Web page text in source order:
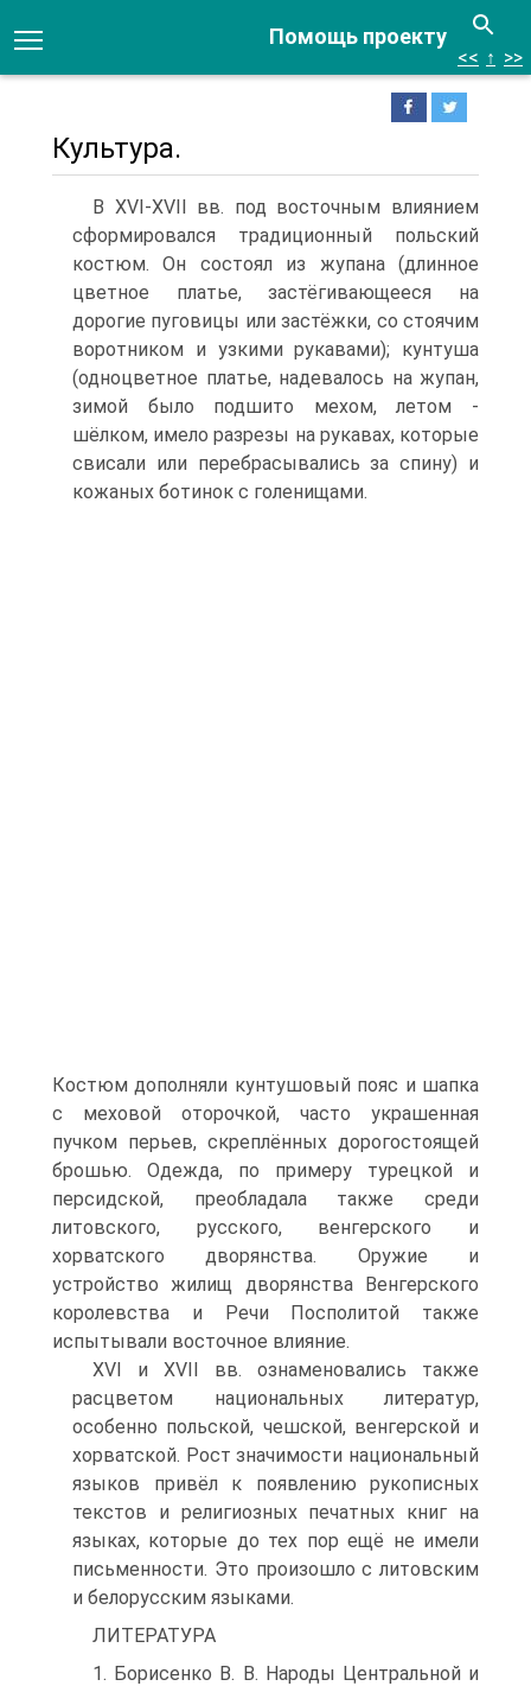
Помощь проекту
<< ↑ >>
Культура.
В XVI-XVII вв. под восточным влиянием
сформировался тра­диционный польский
костюм. Он состоял из жупана (длинное
цветное платье, застёгивающееся на
дорогие пуговицы или застёжки, со стоячим
воротником и узкими рукавами); кунтуша
(одноцветное платье, надевалось на жупан,
зимой было подшито мехом, летом -
шёлком, имело разрезы на рукавах, которые
сви­сали или перебрасывались за спину) и
кожаных ботинок с голенищами.
Костюм дополняли кунтушовый пояс и шапка
с меховой оторочкой, часто украшенная
пучком перьев, скреплённых дорогостоящей
брошью. Одежда, по примеру ту­рецкой и
персидской, преобладала также среди
литовского, русского, венгерско­го и
хорватского дворянства. Оружие и
устройство жилищ дворянства Венгер­ского
королевства и Речи Посполитой также
испытывали восточное влияние.
XVI и XVII вв. ознаменовались также
расцветом национальных литератур,
особенно польской, чешской, венгерской и
хорватской. Рост значимости нацио­нальный
языков привёл к появлению рукописных
текстов и религиозных печат­ных книг на
языках, которые до тех пор ещё не имели
письменности. Это произо­шло с литовским
и белорусским языками.
ЛИТЕРАТУРА
1. Борисенко В. В. Народы Центральной и